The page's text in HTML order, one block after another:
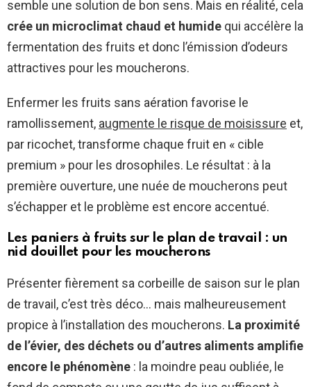
semble une solution de bon sens. Mais en réalité, cela
crée un microclimat chaud et humide qui accélère la
fermentation des fruits et donc l’émission d’odeurs
attractives pour les moucherons.
Enfermer les fruits sans aération favorise le
ramollissement, augmente le risque de moisissure et,
par ricochet, transforme chaque fruit en « cible
premium » pour les drosophiles. Le résultat : à la
première ouverture, une nuée de moucherons peut
s’échapper et le problème est encore accentué.
Les paniers à fruits sur le plan de travail : un
nid douillet pour les moucherons
Présenter fièrement sa corbeille de saison sur le plan
de travail, c’est très déco… mais malheureusement
propice à l’installation des moucherons. La proximité
de l’évier, des déchets ou d’autres aliments amplifie
encore le phénomène : la moindre peau oubliée, le